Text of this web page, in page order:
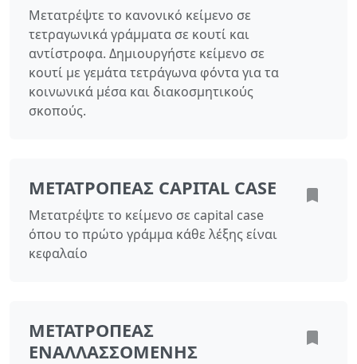
Μετατρέψτε το κανονικό κείμενο σε
τετραγωνικά γράμματα σε κουτί και
αντίστροφα. Δημιουργήστε κείμενο σε
κουτί με γεμάτα τετράγωνα φόντα για τα
κοινωνικά μέσα και διακοσμητικούς
σκοπούς.
ΜΕΤΑΤΡΟΠΈΑΣ CAPITAL CASE
Μετατρέψτε το κείμενο σε capital case
όπου το πρώτο γράμμα κάθε λέξης είναι
κεφαλαίο
ΜΕΤΑΤΡΟΠΈΑΣ
ΕΝΑΛΛΑΣΣΌΜΕΝΗΣ